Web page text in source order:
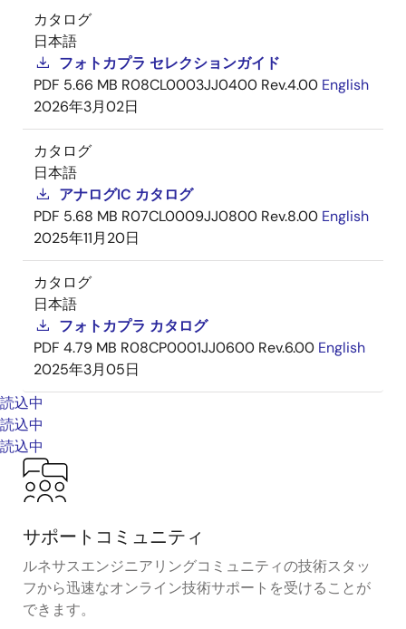
カタログ
日本語
フォトカプラ セレクションガイド
PDF 5.66 MB R08CL0003JJ0400 Rev.4.00 English
2026年3月02日
カタログ
日本語
アナログIC カタログ
PDF 5.68 MB R07CL0009JJ0800 Rev.8.00 English
2025年11月20日
カタログ
日本語
フォトカプラ カタログ
PDF 4.79 MB R08CP0001JJ0600 Rev.6.00 English
2025年3月05日
読込中
読込中
読込中
サポートコミュニティ
ルネサスエンジニアリングコミュニティの技術スタッ
フから迅速なオンライン技術サポートを受けることが
できます。